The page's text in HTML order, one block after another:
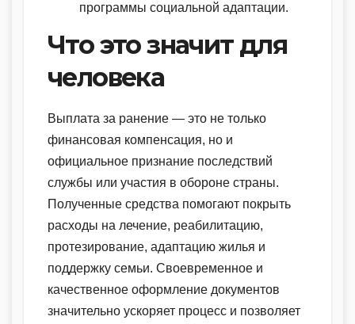
программы социальной адаптации.
Что это значит для
человека
Выплата за ранение — это не только
финансовая компенсация, но и
официальное признание последствий
службы или участия в обороне страны.
Полученные средства помогают покрыть
расходы на лечение, реабилитацию,
протезирование, адаптацию жилья и
поддержку семьи. Своевременное и
качественное оформление документов
значительно ускоряет процесс и позволяет